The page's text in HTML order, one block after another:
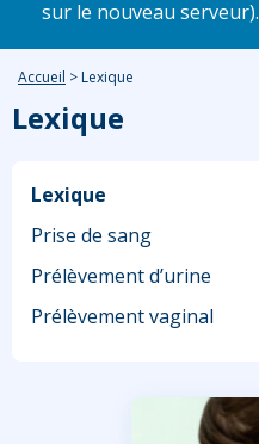
sur le nouveau serveur).
Accueil > Lexique
Lexique
Lexique
Prise de sang
Prélèvement d’urine
Prélèvement vaginal